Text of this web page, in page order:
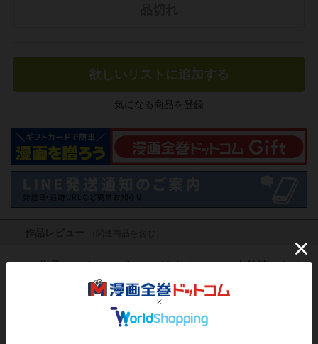
欲しいリストに追加する
気になる商品を登録
この作品にはまだレビューがありません。 今後読まれる
方のために感想を共有してもらえませんか？
レビューを書く